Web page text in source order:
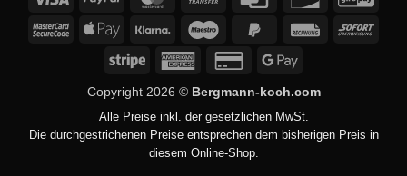
MasterCardApple
Klarna Maestro
PayPal
RechungSofort
Stripe
American
Credit
2
Google
Copyright 2026 © Bergmann-koch.com
Alle Preise inkl. der gesetzlichen MwSt.
Die durchgestrichenen Preise entsprechen dem bisherigen Preis in
diesem Online-Shop.